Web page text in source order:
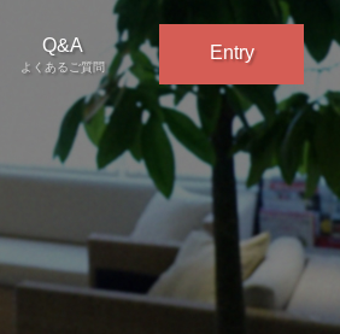
Q&A
よくあるご質問
Entry